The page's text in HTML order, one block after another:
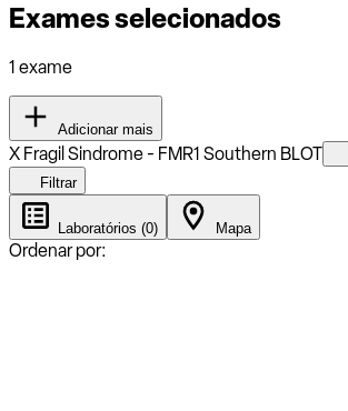
Exames selecionados
1 exame
Adicionar mais
X Fragil Sindrome - FMR1 Southern BLOT
Filtrar
Laboratórios (0) Mapa
Ordenar por: